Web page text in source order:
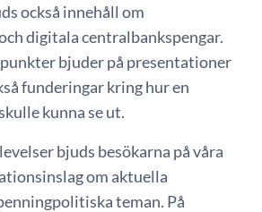
också innehåll om
digitala centralbankspengar.
bjuder på presentationer
funderingar kring hur en
kunna se ut.
bjuds besökarna på våra
om aktuella
teman. På